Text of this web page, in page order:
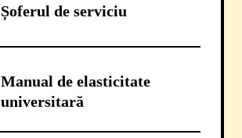
Șoferul de serviciu
Manual de elasticitate
universitară